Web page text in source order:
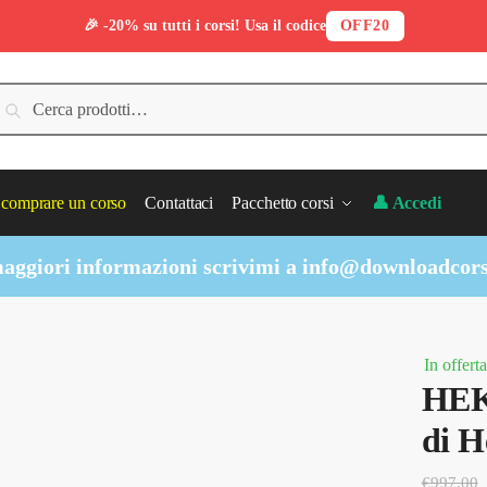
Cerca
un corso Contattaci Pacchetto corsi 👤 Accedi
informazioni scrivimi a
In
di
€997.00
🎉 -20% su tutti i corsi! Usa il codice OFF20